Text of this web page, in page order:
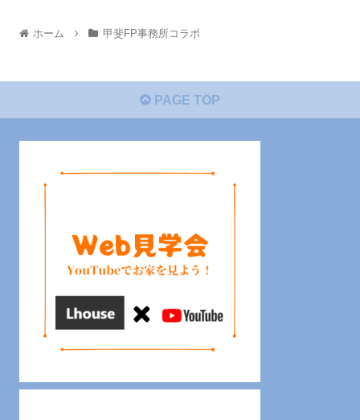
ホーム 甲斐FP事務所コラボ
PAGE TOP